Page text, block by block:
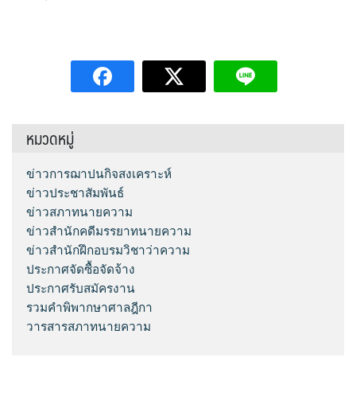
หมวดหมู่
ข่าวการฌาปนกิจสงเคราะห์
ข่าวประชาสัมพันธ์
ข่าวสภาทนายความ
ข่าวสำนักคดีมรรยาทนายความ
ข่าวสำนักฝึกอบรมวิชาว่าความ
ประกาศจัดซื้อจัดจ้าง
ประกาศรับสมัครงาน
รวมคำพิพากษาศาลฎีกา
วารสารสภาทนายความ